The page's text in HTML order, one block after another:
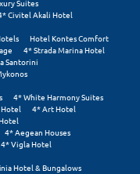
Suites
Civitel Akali Hotel
Hotel Kontes Comfort
4* Strada Marina Hotel
Santorini
4* White Harmony Suites
4* Art Hotel
4* Aegean Houses
4* Vigla Hotel
Hotel & Bungalows